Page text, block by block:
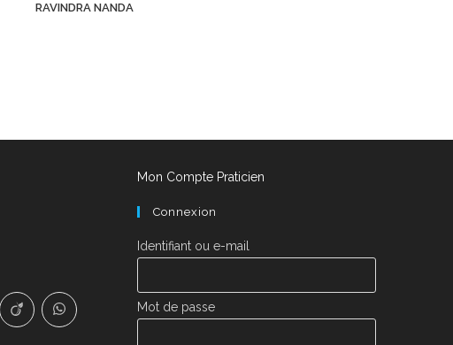
RAVINDRA NANDA
Mon Compte Praticien
Connexion
Identifiant ou e-mail
Mot de passe